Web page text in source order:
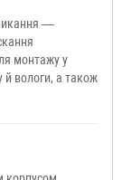
—
монтажу у
й вологи, а також